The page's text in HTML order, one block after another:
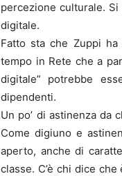
percezione culturale.
digitale.
Fatto sta che Zuppi
tempo in Rete che a
digitale” potrebbe
dipendenti.
Un po’ di astinenza da
Come digiuno e
aperto, anche di
classe. C’è chi dice